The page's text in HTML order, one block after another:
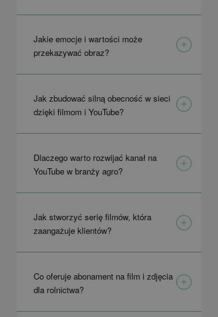
Jakie emocje i wartości może
przekazywać obraz?
Jak zbudować silną obecność w sieci
dzięki filmom i YouTube?
Dlaczego warto rozwijać kanał na
YouTube w branży agro?
Jak stworzyć serię filmów, która
zaangażuje klientów?
Co oferuje abonament na film i zdjęcia
dla rolnictwa?